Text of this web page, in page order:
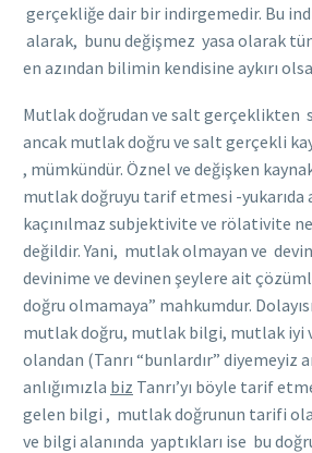
gerçekliğe dair bir indirgemedir. Bu
alarak, bunu değişmez yasa olarak
en azından bilimin kendisine aykırı
Mutlak doğrudan ve salt gerçeklikten
ancak mutlak doğru ve salt gerçekli
, mümkündür. Öznel ve değişken
mutlak doğruyu tarif etmesi -yukarıda
kaçınılmaz subjektivite ve rölativite
değildir. Yani, mutlak olmayan ve
devinime ve devinen şeylere ait
doğru olmamaya” mahkumdur.
mutlak doğru, mutlak bilgi, mutlak iyi
olandan (Tanrı “bunlardır” diyemeyiz
anlığımızla biz Tanrı’yı böyle tarif
gelen bilgi , mutlak doğrunun tarifi
ve bilgi alanında yaptıkları ise bu